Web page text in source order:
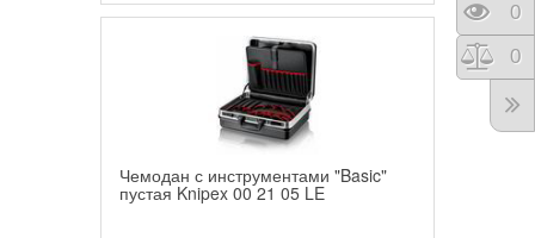
Чемодан с инструментами "Basic"
пустая Knipex 00 21 05 LE
0
0